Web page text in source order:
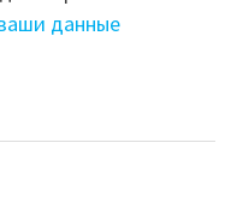
данные